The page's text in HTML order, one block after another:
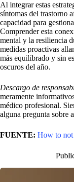
Al integrar estas
síntomas del trastorno
capacidad para
Comprender esta
mental y la resiliencia
medidas proactivas
más equilibrado y sin
oscuros del año.
Descargo de
meramente
médico profesional.
alguna pregunta sobre
FUENTE: How to